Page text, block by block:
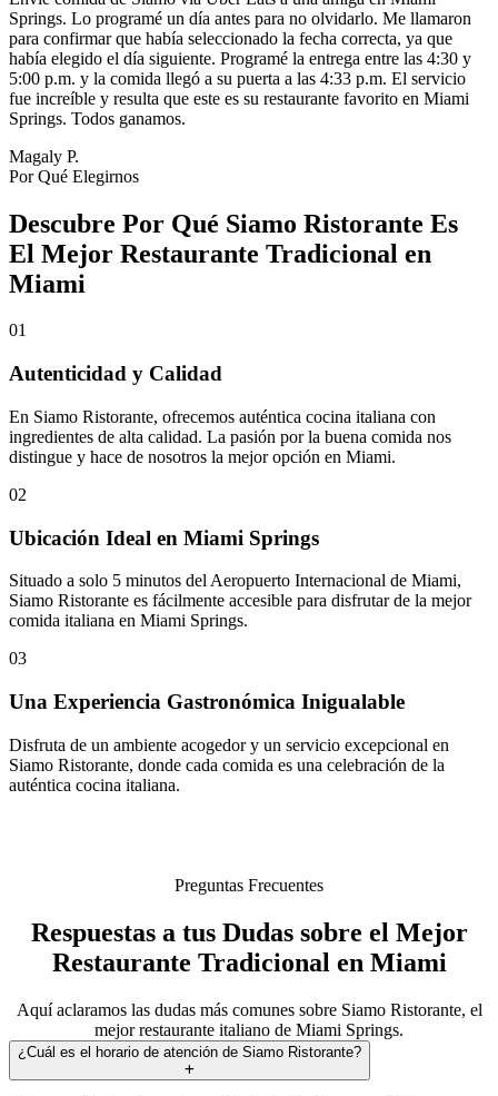
Springs. Lo programé un día antes para no olvidarlo. Me llamaron
para confirmar que había seleccionado la fecha correcta, ya que
había elegido el día siguiente. Programé la entrega entre las 4:30 y
5:00 p.m. y la comida llegó a su puerta a las 4:33 p.m. El servicio
fue increíble y resulta que este es su restaurante favorito en Miami
Springs. Todos ganamos.
Magaly P.
Por Qué Elegirnos
Descubre Por Qué Siamo Ristorante Es
El Mejor Restaurante Tradicional en
Miami
01
Autenticidad y Calidad
En Siamo Ristorante, ofrecemos auténtica cocina italiana con
ingredientes de alta calidad. La pasión por la buena comida nos
distingue y hace de nosotros la mejor opción en Miami.
02
Ubicación Ideal en Miami Springs
Situado a solo 5 minutos del Aeropuerto Internacional de Miami,
Siamo Ristorante es fácilmente accesible para disfrutar de la mejor
comida italiana en Miami Springs.
03
Una Experiencia Gastronómica Inigualable
Disfruta de un ambiente acogedor y un servicio excepcional en
Siamo Ristorante, donde cada comida es una celebración de la
auténtica cocina italiana.
Preguntas Frecuentes
Respuestas a tus Dudas sobre el Mejor
Restaurante Tradicional en Miami
Aquí aclaramos las dudas más comunes sobre Siamo Ristorante, el
mejor restaurante italiano de Miami Springs.
¿Cuál es el horario de atención de Siamo Ristorante?